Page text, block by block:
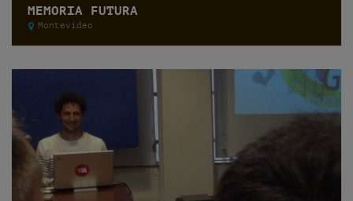
MEMORIA FUTURA
Montevideo